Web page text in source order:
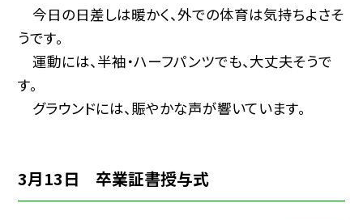
今日の日差しは暖かく、外での体育は気持ちよさそ
うです。
運動には、半袖・ハーフパンツでも、大丈夫そうで
す。
グラウンドには、賑やかな声が響いています。
3月13日 卒業証書授与式